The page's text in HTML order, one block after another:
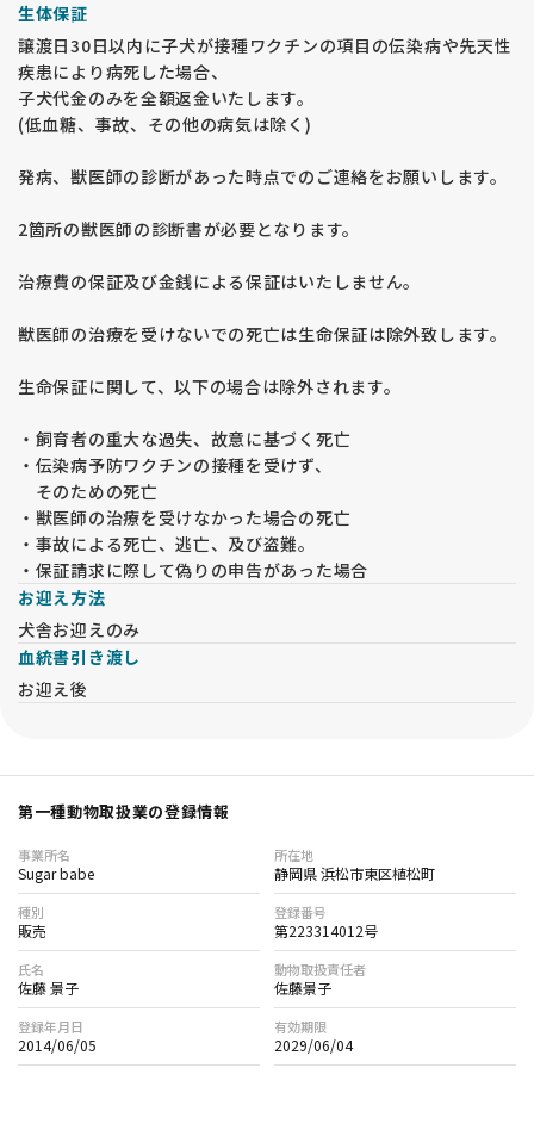
生体保証
譲渡日30日以内に子犬が接種ワクチンの項目の伝染病や先天性
疾患により病死した場合、
子犬代金のみを全額返金いたします。
(低血糖、事故、その他の病気は除く)
発病、獣医師の診断があった時点でのご連絡をお願いします。
2箇所の獣医師の診断書が必要となります。
治療費の保証及び金銭による保証はいたしません。
獣医師の治療を受けないでの死亡は生命保証は除外致します。
生命保証に関して、以下の場合は除外されます。
・飼育者の重大な過失、故意に基づく死亡
・伝染病予防ワクチンの接種を受けず、
そのための死亡
・獣医師の治療を受けなかった場合の死亡
・事故による死亡、逃亡、及び盗難。
・保証請求に際して偽りの申告があった場合
お迎え方法
犬舎お迎えのみ
血統書引き渡し
お迎え後
第一種動物取扱業の登録情報
事業所名
Sugar babe
所在地
静岡県 浜松市東区植松町
種別
販売
登録番号
第223314012号
氏名
佐藤 景子
動物取扱責任者
佐藤景子
登録年月日
2014/06/05
有効期限
2029/06/04